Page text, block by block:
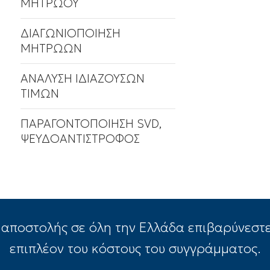
ΜΗΤΡΩΟΥ
ΔΙΑΓΩΝΙΟΠΟΙΗΣΗ
ΜΗΤΡΩΩΝ
ΑΝΑΛΥΣΗ ΙΔΙΑΖΟΥΣΩΝ
ΤΙΜΩΝ
ΠΑΡΑΓΟΝΤΟΠΟΙΗΣΗ SVD,
ΨΕΥΔΟΑΝΤΙΣΤΡΟΦΟΣ
σε όλη την Ελλάδα
επιπλέον του κόστους του συγγράμματος.